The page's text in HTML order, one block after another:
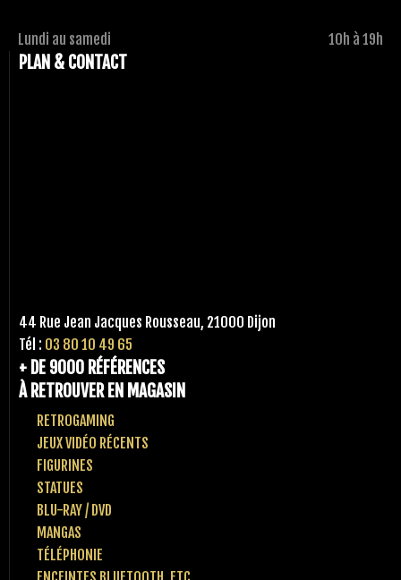
Lundi au samedi 10h à 19h
PLAN & CONTACT
44 Rue Jean Jacques Rousseau, 21000 Dijon
Tél : 03 80 10 49 65
+ DE 9000 RÉFÉRENCES
À RETROUVER EN MAGASIN
RETROGAMING
JEUX VIDÉO RÉCENTS
FIGURINES
STATUES
BLU-RAY / DVD
MANGAS
TÉLÉPHONIE